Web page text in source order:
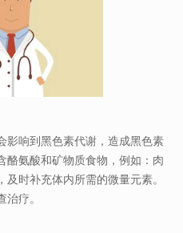
响到黑色素代谢，造成黑色素
酪氨酸和矿物质食物，例如：肉
时补充体内所需的微量元素。
疗。